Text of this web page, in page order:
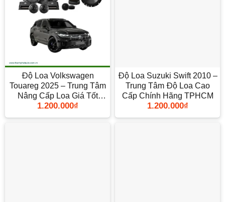
Độ Loa Volkswagen
Touareg 2025 – Trung Tâm
Nâng Cấp Loa Giá Tốt
TPHCM
1.200.000₫
Độ Loa Suzuki Swift 2010 –
Trung Tâm Độ Loa Cao
Cấp Chính Hãng TPHCM
1.200.000₫